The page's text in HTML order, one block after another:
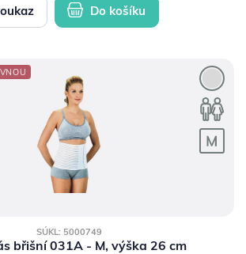
Do košíku
SÚKL: 5000749
břišní 031A - M, výška 26 cm